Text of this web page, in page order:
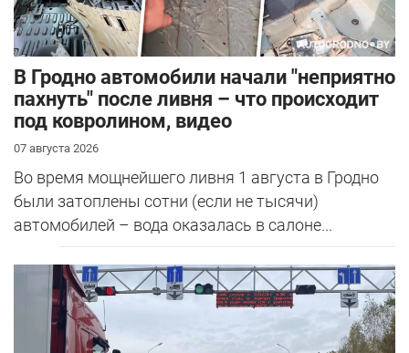
В Гродно автомобили начали "неприятно
пахнуть" после ливня – что происходит
под ковролином, видео
07 августа 2026
Во время мощнейшего ливня 1 августа в Гродно
были затоплены сотни (если не тысячи)
автомобилей – вода оказалась в салоне...